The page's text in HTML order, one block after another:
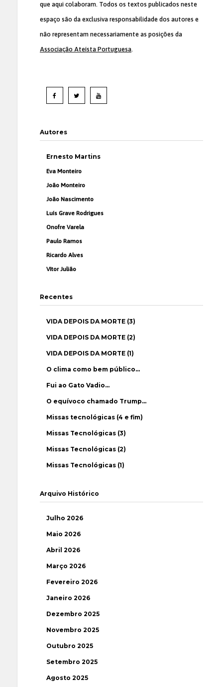
que aqui colaboram. Todos os textos publicados neste
espaço são da exclusiva responsabilidade dos autores e
não representam necessariamente as posições da
Associação Ateísta Portuguesa.
Autores
Ernesto Martins
Eva Monteiro
João Monteiro
João Nascimento
Luís Grave Rodrigues
Onofre Varela
Paulo Ramos
Ricardo Alves
Vítor Julião
Recentes
VIDA DEPOIS DA MORTE (3)
VIDA DEPOIS DA MORTE (2)
VIDA DEPOIS DA MORTE (1)
O clima como bem público…
Fui ao Gato Vadio…
O equívoco chamado Trump…
Missas tecnológicas (4 e fim)
Missas Tecnológicas (3)
Missas Tecnológicas (2)
Missas Tecnológicas (1)
Arquivo Histórico
Julho 2026
Maio 2026
Abril 2026
Março 2026
Fevereiro 2026
Janeiro 2026
Dezembro 2025
Novembro 2025
Outubro 2025
Setembro 2025
Agosto 2025